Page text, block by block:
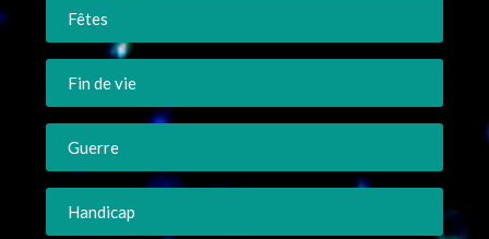
Fêtes
Fin de vie
Guerre
Handicap